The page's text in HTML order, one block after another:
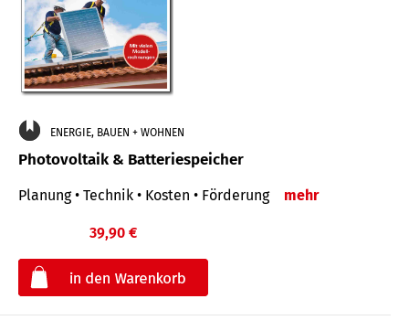
ENERGIE, BAUEN + WOHNEN
Photovoltaik & Batteriespeicher
Planung • Technik • Kosten • Förderung mehr
39,90 €